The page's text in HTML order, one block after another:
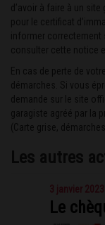
d’avoir à faire à un
pour le certificat
informer correctement
consulter cette notice
En cas de perte de
démarches
. Si vous
demande sur le site
garagiste agréé par la
(Carte grise,
Les autres
3 janvier 2023
Le